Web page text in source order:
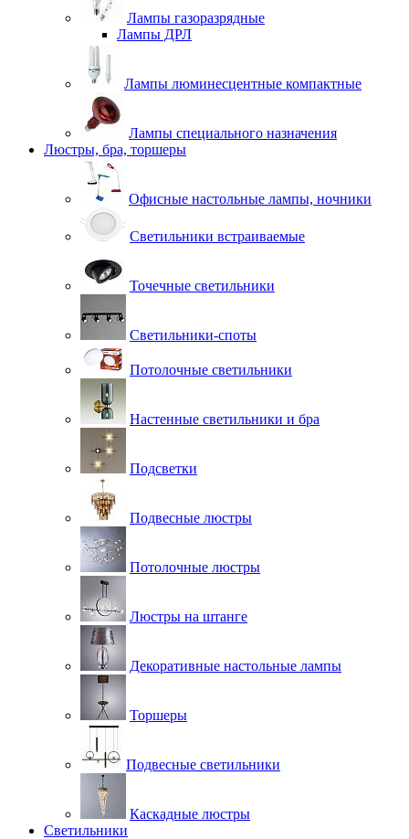
Лампы газоразрядные
Лампы ДРЛ
Лампы люминесцентные компактные
Лампы специального назначения
Люстры, бра, торшеры
Офисные настольные лампы, ночники
Светильники встраиваемые
Точечные светильники
Светильники-споты
Потолочные светильники
Настенные светильники и бра
Подсветки
Подвесные люстры
Потолочные люстры
Люстры на штанге
Декоративные настольные лампы
Торшеры
Подвесные светильники
Каскадные люстры
Светильники